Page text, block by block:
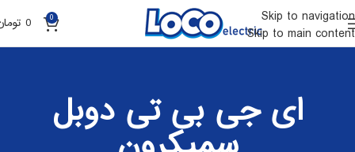
Skip to navigation
Skip to main content
0
0
ای جی بی تی دوبل